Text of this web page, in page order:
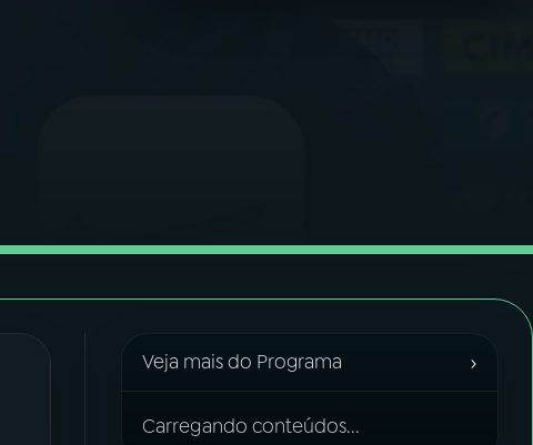
Veja mais do Programa ›
Carregando conteúdos...